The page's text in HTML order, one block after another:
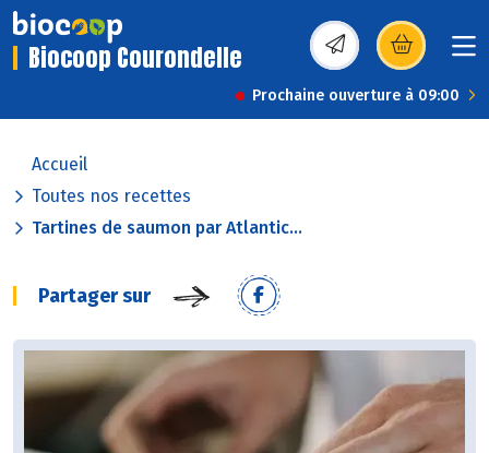
Biocoop Courondelle (s’ouvre dans une
Prochaine ouverture à 09:00
Accueil
Toutes nos recettes
Tartines de saumon par Atlantic...
Partager sur